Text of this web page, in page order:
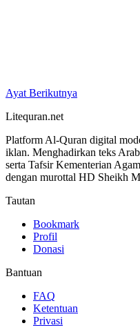
Ayat Berikutnya
Litequran.net
Platform Al-Quran digital
iklan. Menghadirkan teks
serta Tafsir Kementerian
dengan murottal HD Sheikh
Tautan
Bookmark
Profil
Donasi
Bantuan
FAQ
Ketentuan
Privasi